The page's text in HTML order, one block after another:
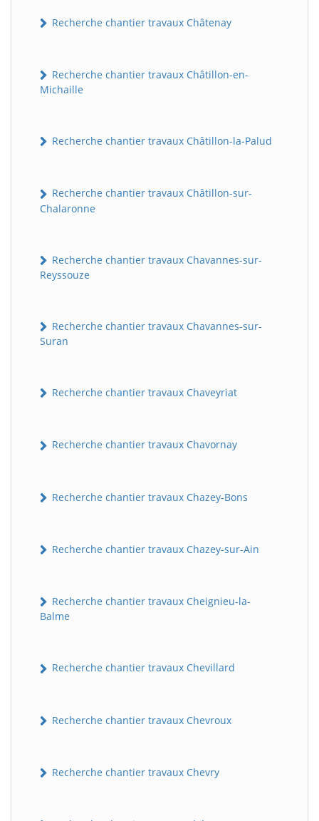
Recherche chantier travaux Châtenay
Recherche chantier travaux Châtillon-en-
Michaille
Recherche chantier travaux Châtillon-la-Palud
Recherche chantier travaux Châtillon-sur-
Chalaronne
Recherche chantier travaux Chavannes-sur-
Reyssouze
Recherche chantier travaux Chavannes-sur-
Suran
Recherche chantier travaux Chaveyriat
Recherche chantier travaux Chavornay
Recherche chantier travaux Chazey-Bons
Recherche chantier travaux Chazey-sur-Ain
Recherche chantier travaux Cheignieu-la-
Balme
Recherche chantier travaux Chevillard
Recherche chantier travaux Chevroux
Recherche chantier travaux Chevry
BatiWebPro